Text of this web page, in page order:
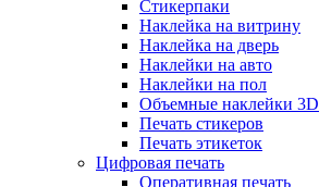
Стикерпаки
Наклейка на витрину
Наклейка на дверь
Наклейки на авто
Наклейки на пол
Объемные наклейки 3D
Печать стикеров
Печать этикеток
Цифровая печать
Оперативная печать